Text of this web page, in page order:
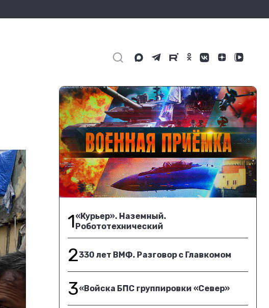
1«Курьер». Наземный.
Робототехнический
2330 лет ВМФ. Разговор с Главкомом
3«Войска БПС группировки «Север»